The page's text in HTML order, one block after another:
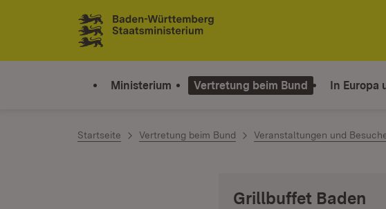
Zum Inhalt springen
Link zur Startseite
Ministerium Vertretung beim Bund In Europa
Startseite Vertretung beim Bund Veranstaltungen und
Grillbuffet Baden